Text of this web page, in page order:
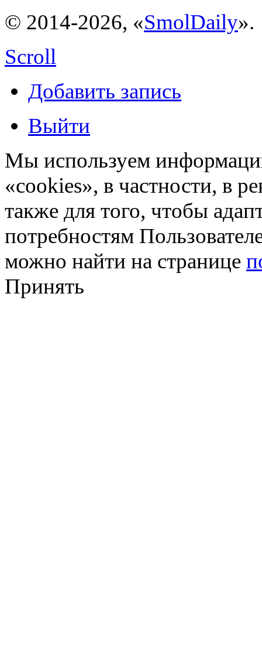
© 2014-2026, «SmolDaily».
Scroll
Добавить запись
Выйти
Мы используем
«cookies», в частности, в
также для того, чтобы
потребностям
можно найти на странице
Принять